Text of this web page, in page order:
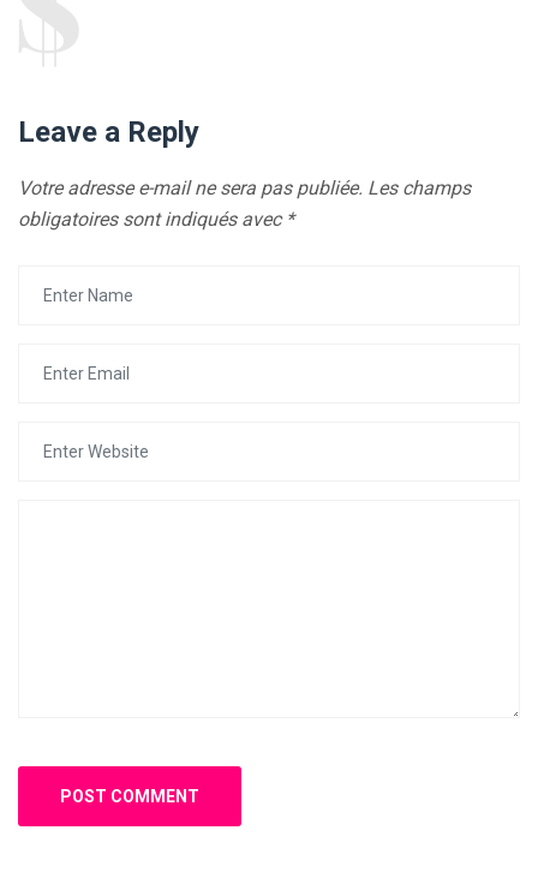
Leave a Reply
Votre adresse e-mail ne sera pas publiée. Les champs
obligatoires sont indiqués avec *